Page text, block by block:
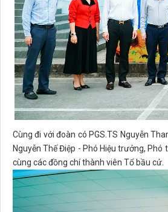
Cùng đi với đoàn có PGS.TS Nguyễn
Nguyễn Thế Điệp - Phó Hiệu trưởng,
cùng các đồng chí thành viên Tổ bầu cử.